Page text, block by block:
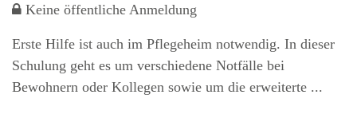
Keine öffentliche Anmeldung
Erste Hilfe ist auch im Pflegeheim notwendig. In dieser
Schulung geht es um verschiedene Notfälle bei
Bewohnern oder Kollegen sowie um die erweiterte ...